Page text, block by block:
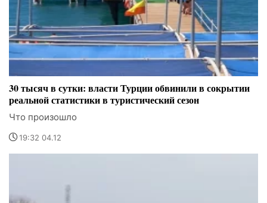
30 тысяч в сутки: власти Турции обвинили в сокрытии
реальной статистики в туристический сезон
Что произошло
19:32 04.12